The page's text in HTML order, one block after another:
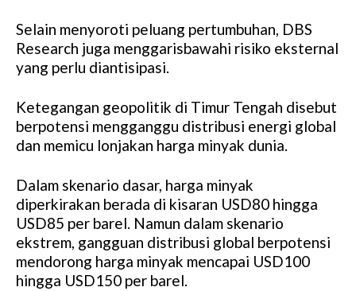
Selain menyoroti peluang pertumbuhan, DBS
Research juga menggarisbawahi risiko eksternal
yang perlu diantisipasi.
Ketegangan geopolitik di Timur Tengah disebut
berpotensi mengganggu distribusi energi global
dan memicu lonjakan harga minyak dunia.
Dalam skenario dasar, harga minyak
diperkirakan berada di kisaran USD80 hingga
USD85 per barel. Namun dalam skenario
ekstrem, gangguan distribusi global berpotensi
mendorong harga minyak mencapai USD100
hingga USD150 per barel.